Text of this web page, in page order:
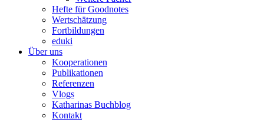
Hefte für Goodnotes
Wertschätzung
Fortbildungen
eduki
Über uns
Kooperationen
Publikationen
Referenzen
Vlogs
Katharinas Buchblog
Kontakt